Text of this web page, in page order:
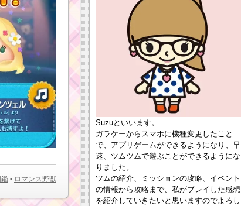
鑑 • ロマンス野獣
Suzuといいます。
ガラケーからスマホに機種変更したこと
で、アプリゲームができるようになり、早
速、ツムツムで遊ぶことができるようにな
りました。
ツムの紹介、ミッションの攻略、イベント
の情報から攻略まで、私がプレイした感想
を紹介していきたいと思いますのでよろし